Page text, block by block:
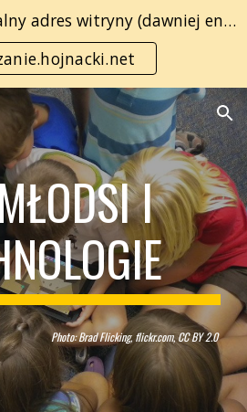
Skip to navigation
To jest nowy, oryginalny adres witryny (dawniej enauczanie.com):
I
Photo: Brad Flicking, flickr.com, CC BY 2.0